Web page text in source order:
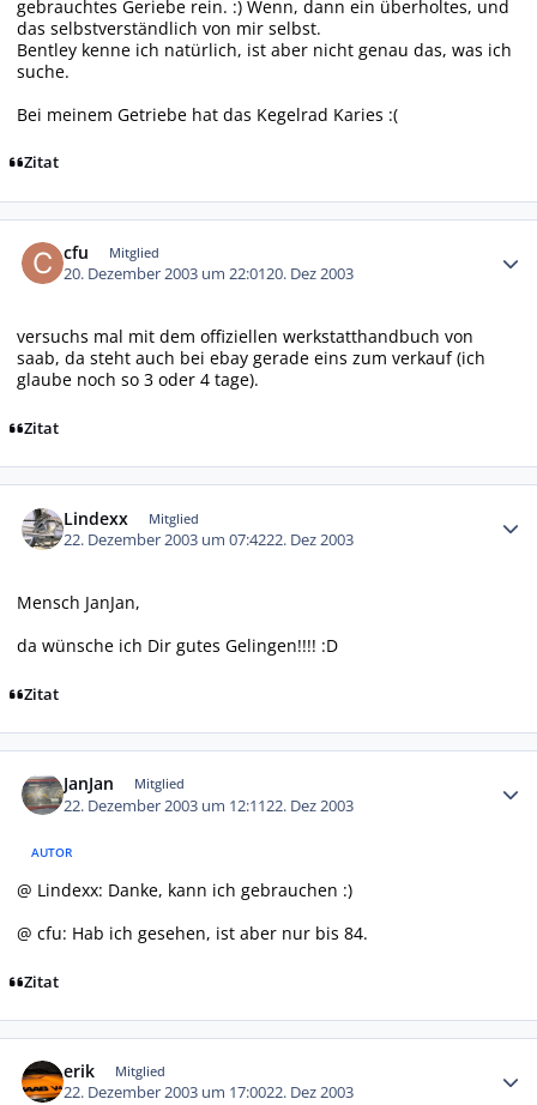
gebrauchtes Geriebe rein. :) Wenn, dann ein überholtes, und
das selbstverständlich von mir selbst.
Bentley kenne ich natürlich, ist aber nicht genau das, was ich
suche.
Bei meinem Getriebe hat das Kegelrad Karies :(
Zitat
cfu Mitglied
20. Dezember 2003 um 22:0120. Dez 2003
versuchs mal mit dem offiziellen werkstatthandbuch von
saab, da steht auch bei ebay gerade eins zum verkauf (ich
glaube noch so 3 oder 4 tage).
Zitat
Lindexx Mitglied
22. Dezember 2003 um 07:4222. Dez 2003
Mensch JanJan,
da wünsche ich Dir gutes Gelingen!!!! :D
Zitat
JanJan Mitglied
22. Dezember 2003 um 12:1122. Dez 2003
AUTOR
@ Lindexx: Danke, kann ich gebrauchen :)
@ cfu: Hab ich gesehen, ist aber nur bis 84.
Zitat
erik Mitglied
22. Dezember 2003 um 17:0022. Dez 2003